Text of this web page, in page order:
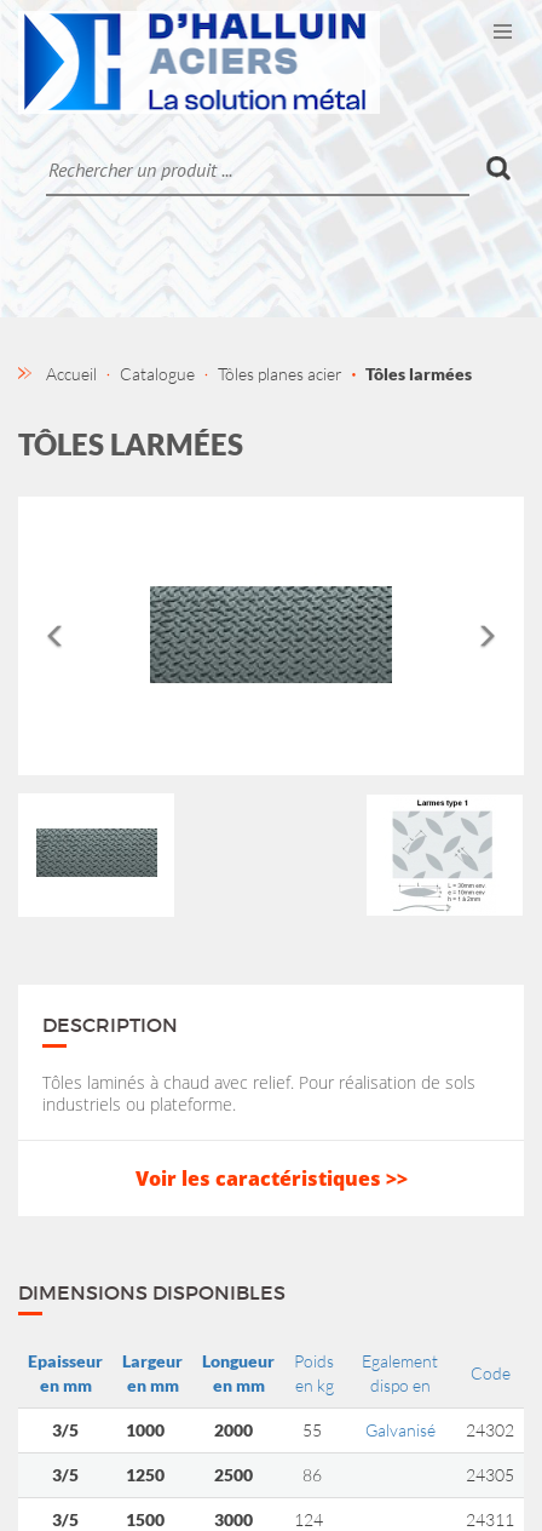
CATALOGUE
LA SOCIÉTÉ
CONTACT
Accueil Catalogue Tôles planes acier Tôles larmées
TÔLES LARMÉES
DESCRIPTION
Tôles laminés à chaud avec relief. Pour réalisation de sols
industriels ou plateforme.
Voir les caractéristiques >>
DIMENSIONS DISPONIBLES
Epaisseur
en mm
Largeur
en mm
Longueur
en mm
Poids
en kg
Egalement
dispo en
Code
3/5 1000 2000 55 Galvanisé 24302
3/5 1250 2500 86 24305
3/5 1500 3000 124 24311